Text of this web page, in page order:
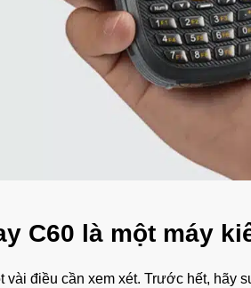
C60 là một máy
điều cần xem xét. Trước hết,